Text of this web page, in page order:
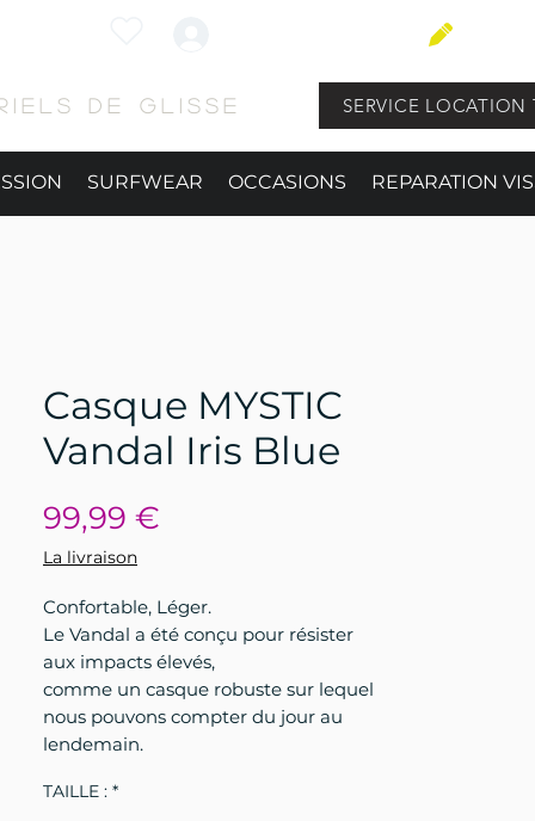
de glisse SERVICE LOCATION
SURFWEAR OCCASIONS REPARATION
Casque MYSTIC
Vandal Iris Blue
99,99 €
La livraison
Confortable, Léger.
Le Vandal a été conçu pour résister
aux impacts élevés,
comme un casque robuste sur lequel
nous pouvons compter du jour au
lendemain.
TAILLE : *